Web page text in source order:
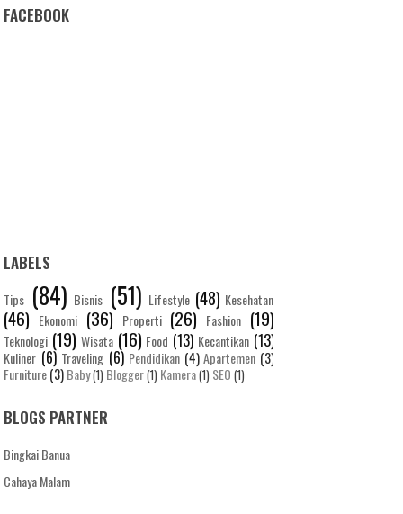
FACEBOOK
LABELS
Tips (84) Bisnis (51) Lifestyle (48) Kesehatan
(46) Ekonomi (36) Properti (26) Fashion (19)
Teknologi (19) Wisata (16) Food (13) Kecantikan (13)
Kuliner (6) Traveling (6) Pendidikan (4) Apartemen (3)
Furniture(3)Baby(1) Blogger(1) Kamera(1) SEO (1)
BLOGS PARTNER
Bingkai Banua
Cahaya Malam